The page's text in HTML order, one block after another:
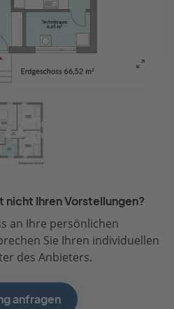
Ihren Vorstellungen?
an Ihre persönlichen
Sie Ihren individuellen
des Anbieters.
anfragen